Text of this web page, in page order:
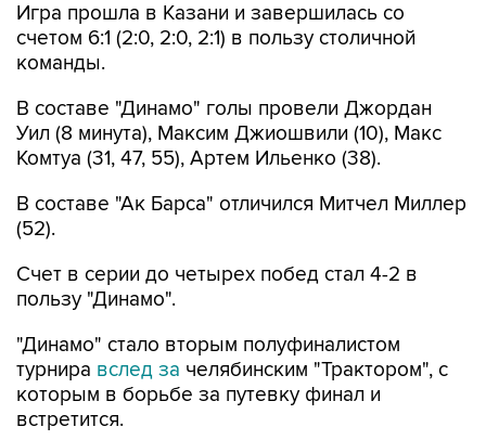
Игра прошла в Казани и завершилась со
счетом 6:1 (2:0, 2:0, 2:1) в пользу столичной
команды.
В составе "Динамо" голы провели Джордан
Уил (8 минута), Максим Джиошвили (10), Макс
Комтуа (31, 47, 55), Артем Ильенко (38).
В составе "Ак Барса" отличился Митчел Миллер
(52).
Счет в серии до четырех побед стал 4-2 в
пользу "Динамо".
"Динамо" стало вторым полуфиналистом
турнира вслед за челябинским "Трактором", с
которым в борьбе за путевку финал и
встретится.